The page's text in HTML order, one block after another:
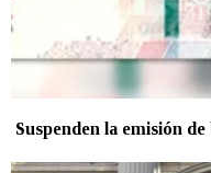
Suspenden la emisión de